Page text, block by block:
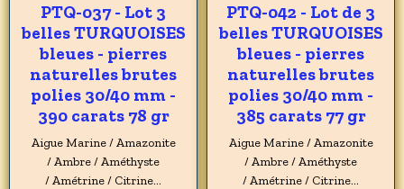
PTQ-037 - Lot 3
belles TURQUOISES
bleues - pierres
naturelles brutes
polies 30/40 mm -
390 carats 78 gr
Aigue Marine / Amazonite
/ Ambre / Améthyste
/ Amétrine / Citrine...
PTQ-042 - Lot de 3
belles TURQUOISES
bleues - pierres
naturelles brutes
polies 30/40 mm -
385 carats 77 gr
Aigue Marine / Amazonite
/ Ambre / Améthyste
/ Amétrine / Citrine...